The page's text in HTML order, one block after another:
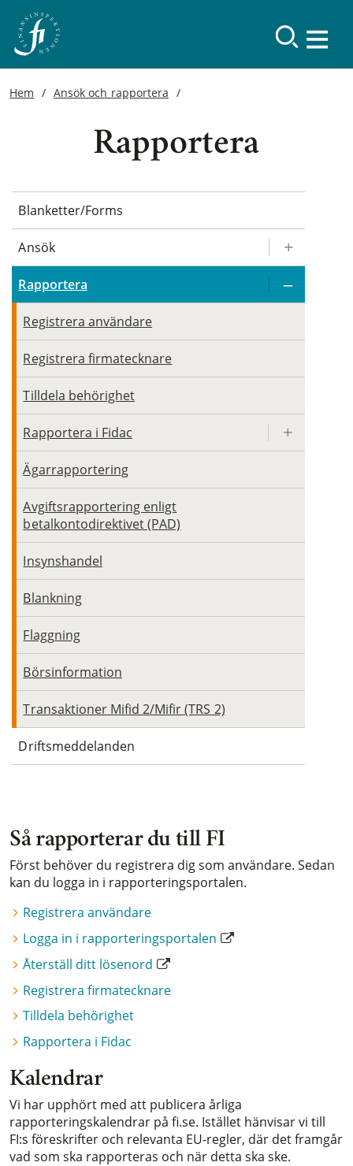
Hem Ansök och rapportera
Rapportera
Så rapporterar du till FI
Först behöver du registrera dig som användare. Sedan
kan du logga in i rapporteringsportalen.
Registrera användare
Logga in i rapporteringsportalen
Återställ ditt lösenord
Registrera firmatecknare
Tilldela behörighet
Rapportera i Fidac
Kalendrar
Vi har upphört med att publicera årliga
rapporteringskalendrar på fi.se. Istället hänvisar vi till
FI:s föreskrifter och relevanta EU-regler, där det framgår
vad som ska rapporteras och när detta ska ske.
Blanketter/Forms
Ansök
Rapportera
Registrera användare
Registrera firmatecknare
Tilldela behörighet
Rapportera i Fidac
Ägarrapportering
Avgiftsrapportering enligt
betalkontodirektivet (PAD)
Insynshandel
Blankning
Flaggning
Börsinformation
Transaktioner Mifid 2/Mifir (TRS 2)
Driftsmeddelanden